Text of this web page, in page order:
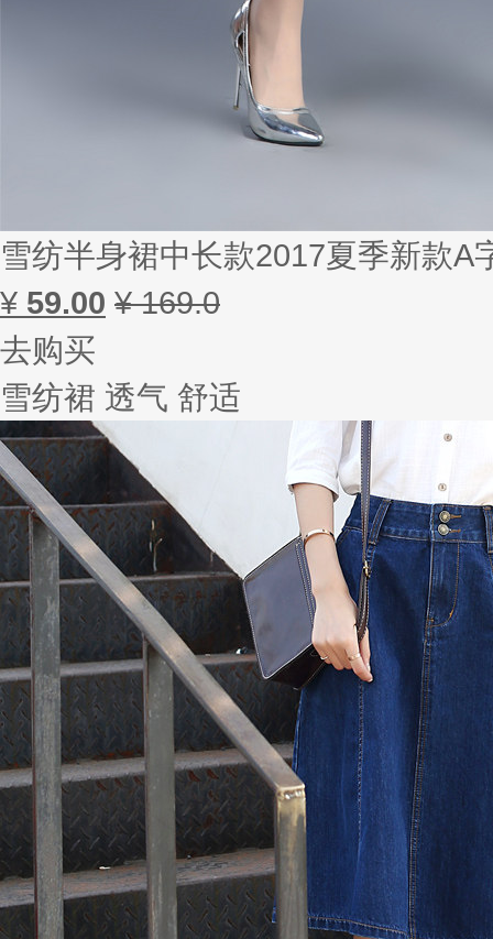
雪纺半身裙中长款2017夏季新款
¥ 59.00 ¥ 169.0
去购买
雪纺裙 透气 舒适